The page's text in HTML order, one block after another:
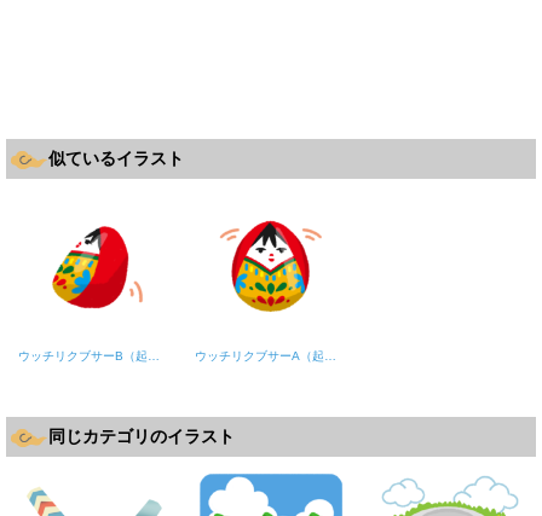
似ているイラスト
同じカテゴリのイラスト